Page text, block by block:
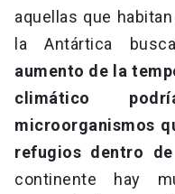
aquellas que
la Antártica
aumento de la
climático
microorganismos
refugios dentro
continente hay